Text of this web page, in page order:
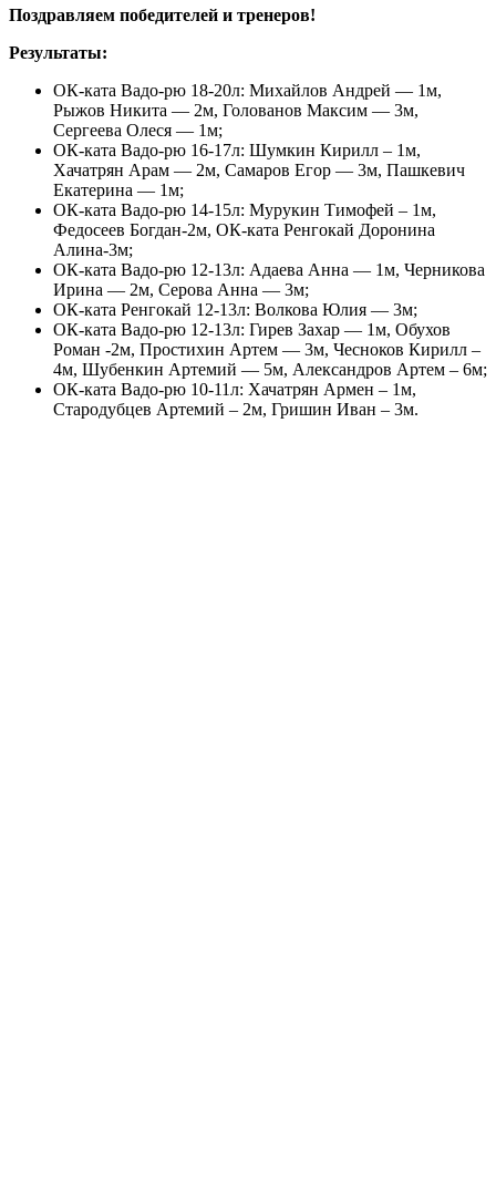
Поздравляем победителей и тренеров!
Результаты:
ОК-ката Вадо-рю 18-20л: Михайлов Андрей — 1м,
Рыжов Никита — 2м, Голованов Максим — 3м,
Сергеева Олеся — 1м;
ОК-ката Вадо-рю 16-17л: Шумкин Кирилл – 1м,
Хачатрян Арам — 2м, Самаров Егор — 3м, Пашкевич
Екатерина — 1м;
ОК-ката Вадо-рю 14-15л: Мурукин Тимофей – 1м,
Федосеев Богдан-2м, ОК-ката Ренгокай Доронина
Алина-3м;
ОК-ката Вадо-рю 12-13л: Адаева Анна — 1м, Черникова
Ирина — 2м, Серова Анна — 3м;
ОК-ката Ренгокай 12-13л: Волкова Юлия — 3м;
ОК-ката Вадо-рю 12-13л: Гирев Захар — 1м, Обухов
Роман -2м, Простихин Артем — 3м, Чесноков Кирилл –
4м, Шубенкин Артемий — 5м, Александров Артем – 6м;
ОК-ката Вадо-рю 10-11л: Хачатрян Армен – 1м,
Стародубцев Артемий – 2м, Гришин Иван – 3м.